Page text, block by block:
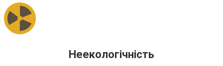
Неекологічність